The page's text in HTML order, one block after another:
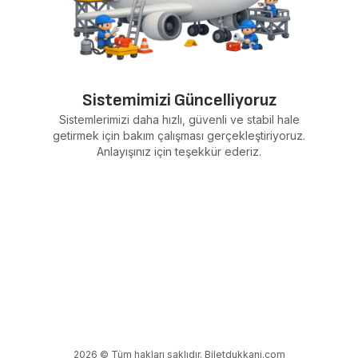
Sistemimizi Güncelliyoruz
Sistemlerimizi daha hızlı, güvenli ve stabil hale
getirmek için bakım çalışması gerçekleştiriyoruz.
Anlayışınız için teşekkür ederiz.
2026 © Tüm hakları saklıdır. Biletdukkani.com